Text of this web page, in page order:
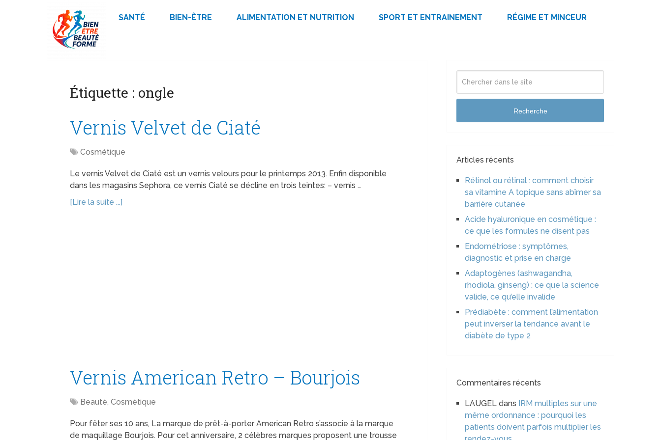
SANTÉ BIEN-ÊTRE ALIMENTATION ET NUTRITION SPORT ET ENTRAINEMENT RÉGIME ET MINCEUR
Étiquette : ongle
Vernis Velvet de Ciaté
Cosmétique
Le vernis Velvet de Ciaté est un vernis velours pour le printemps 2013. Enfin disponible
dans les magasins Sephora, ce vernis Ciaté se décline en trois teintes: – vernis …
[Lire la suite ...]
Vernis American Retro – Bourjois
Beauté, Cosmétique
Pour fêter ses 10 ans, La marque de prêt-à-porter American Retro s’associe à la marque
de maquillage Bourjois. Pour cet anniversaire, 2 célèbres marques proposent une trousse
Recherche
Articles récents
Rétinol ou rétinal : comment choisir
sa vitamine A topique sans abîmer sa
barrière cutanée
Acide hyaluronique en cosmétique :
ce que les formules ne disent pas
Endométriose : symptômes,
diagnostic et prise en charge
Adaptogènes (ashwagandha,
rhodiola, ginseng) : ce que la science
valide, ce qu’elle invalide
Prédiabète : comment l’alimentation
peut inverser la tendance avant le
diabète de type 2
Commentaires récents
LAUGEL dans IRM multiples sur une
même ordonnance : pourquoi les
patients doivent parfois multiplier les